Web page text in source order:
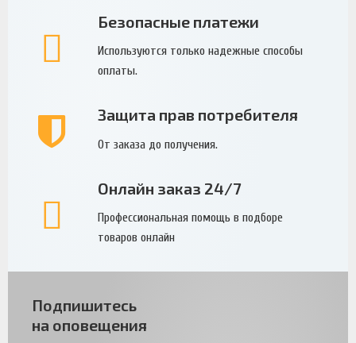
Безопасные платежи
Используются только надежные способы
оплаты.
Защита прав потребителя
От заказа до получения.
Онлайн заказ 24/7
Профессиональная помощь в подборе
товаров онлайн
Подпишитесь
на оповещения